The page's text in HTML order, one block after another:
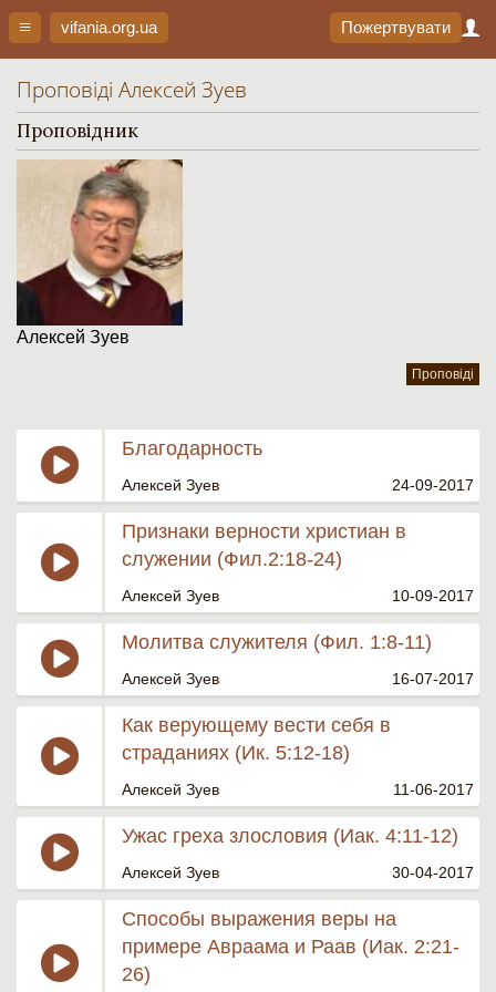
vifania.org.ua Пожертвувати
Проповіді Алексей Зуев
Проповідник
Алексей Зуев
Проповіді
Благодарность
Алексей Зуев 24-09-2017
Признаки верности христиан в
служении (Фил.2:18-24)
Алексей Зуев 10-09-2017
Молитва служителя (Фил. 1:8-11)
Алексей Зуев 16-07-2017
Как верующему вести себя в
страданиях (Ик. 5:12-18)
Алексей Зуев 11-06-2017
Ужас греха злословия (Иак. 4:11-12)
Алексей Зуев 30-04-2017
Способы выражения веры на
примере Авраама и Раав (Иак. 2:21-
26)